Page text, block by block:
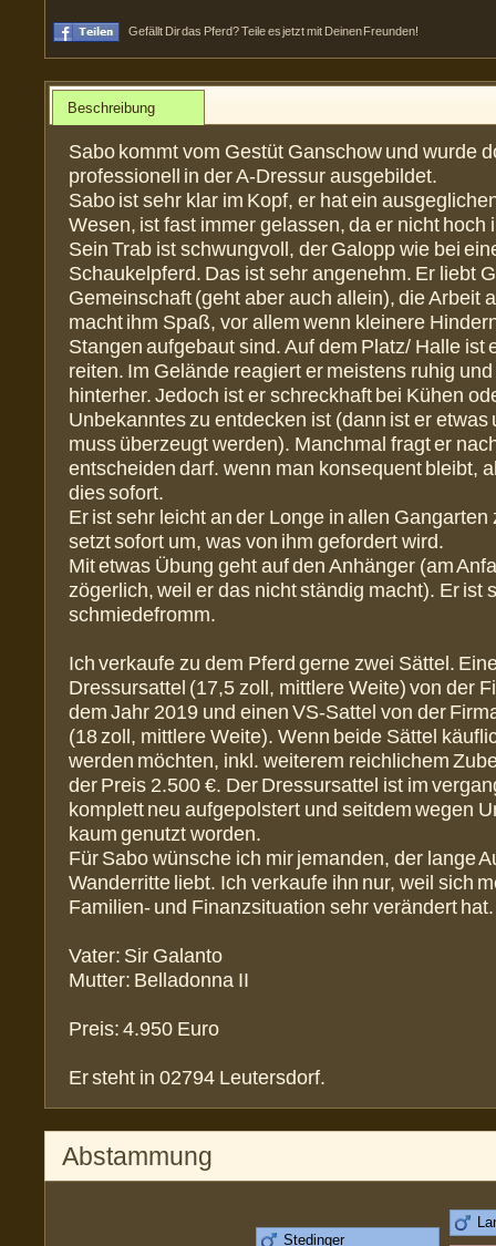
Gefällt Dir das Pferd? Teile es jetzt mit Deinen Freunden!
Beschreibung
Sabo kommt vom Gestüt Ganschow und wurde
professionell in der A-Dressur ausgebildet.
Sabo ist sehr klar im Kopf, er hat ein
Wesen, ist fast immer gelassen, da er nicht hoch
Sein Trab ist schwungvoll, der Galopp wie bei
Schaukelpferd. Das ist sehr angenehm. Er liebt
Gemeinschaft (geht aber auch allein), die Arbeit
macht ihm Spaß, vor allem wenn kleinere
Stangen aufgebaut sind. Auf dem Platz/ Halle ist
reiten. Im Gelände reagiert er meistens ruhig
hinterher. Jedoch ist er schreckhaft bei Kühen
Unbekanntes zu entdecken ist (dann ist er etwas
muss überzeugt werden). Manchmal fragt er
entscheiden darf. wenn man konsequent bleibt,
dies sofort.
Er ist sehr leicht an der Longe in allen Gangarten
setzt sofort um, was von ihm gefordert wird.
Mit etwas Übung geht auf den Anhänger (am
zögerlich, weil er das nicht ständig macht). Er ist
schmiedefromm.
Ich verkaufe zu dem Pferd gerne zwei Sättel.
Dressursattel (17,5 zoll, mittlere Weite) von der
dem Jahr 2019 und einen VS-Sattel von der
(18 zoll, mittlere Weite). Wenn beide Sättel
werden möchten, inkl. weiterem reichlichem
der Preis 2.500 €. Der Dressursattel ist im
komplett neu aufgepolstert und seitdem wegen
kaum genutzt worden.
Für Sabo wünsche ich mir jemanden, der lange
Wanderritte liebt. Ich verkaufe ihn nur, weil sich
Familien- und Finanzsituation sehr verändert hat.
Vater: Sir Galanto
Mutter: Belladonna II
Preis: 4.950 Euro
Er steht in 02794 Leutersdorf.
Abstammung
Stedinger